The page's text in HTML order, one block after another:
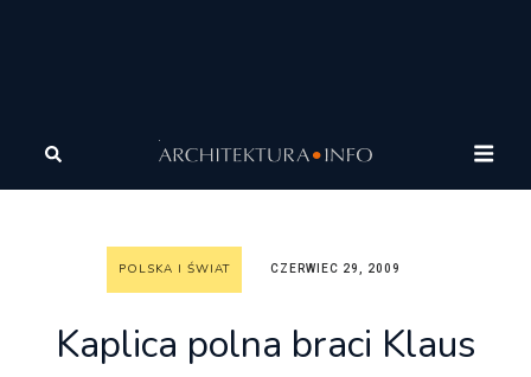
Architektura
polna braci Klaus
POLSKA I ŚWIAT CZERWIEC 29, 2009
Kaplica polna braci Klaus